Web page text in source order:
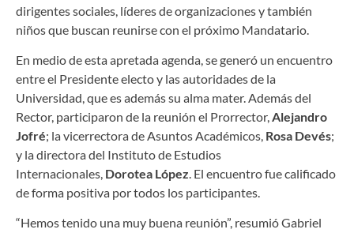
dirigentes sociales, líderes de organizaciones y también
niños que buscan reunirse con el próximo Mandatario.
En medio de esta apretada agenda, se generó un encuentro
entre el Presidente electo y las autoridades de la
Universidad, que es además su alma mater. Además del
Rector, participaron de la reunión el Prorrector,Alejandro
Jofré; la vicerrectora de Asuntos Académicos, Rosa Devés;
y la directora del Instituto de Estudios
Internacionales, Dorotea López. El encuentro fue calificado
de forma positiva por todos los participantes.
“Hemos tenido una muy buena reunión”, resumió Gabriel